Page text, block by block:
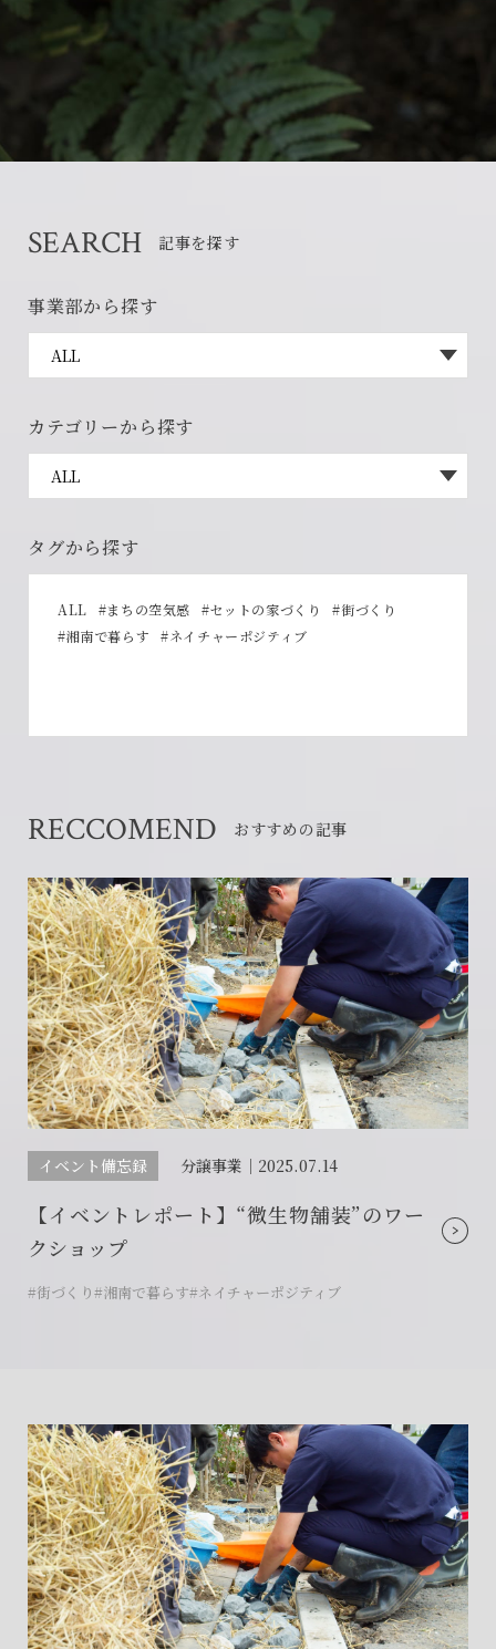
SEARCH 記事を探す
事業部から探す
カテゴリーから探す
タグから探す
ALL #まちの空気感 #セットの家づくり
#街づくり
#湘南で暮らす
#ネイチャーポジティブ
RECCOMEND おすすめの記事
イベント備忘録 分譲事業｜ 2025.07.14
【イベントレポート】“微生物舗装”のワー
クショップ
#街づくり#湘南で暮らす#ネイチャーポジティブ
会社に関することや物件についての
お問い合わせはこちらから
土地の活用・賃貸経営に関する
ご相談はこちら
©SET inc.
会社に関することや物件についての
ご相談はこちら
賃貸物件入居者様の
お困りごとのご相談はこちら
土地の活用・賃貸経営に関する
ご相談はこちら